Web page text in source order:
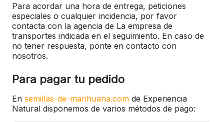
Para acordar una hora de entrega, peticiones
especiales o cualquier incidencia, por favor
contacta con la agencia de La empresa de
transportes indicada en el seguimiento. En caso de
no tener respuesta, ponte en contacto con
nosotros.
Para pagar tu pedido
En semillas-de-marihuana.com de Experiencia
Natural disponemos de varios métodos de pago: